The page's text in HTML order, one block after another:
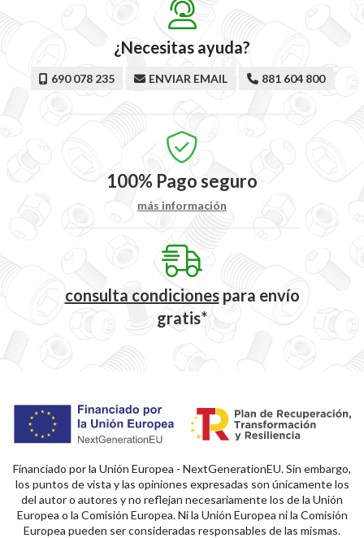
¿Necesitas ayuda?
690 078 235 ENVIAR EMAIL 881 604 800
100% Pago seguro
más información
consulta condicionespara envío
gratis*
Financiado por la Unión Europea - NextGenerationEU. Sin embargo,
los puntos de vista y las opiniones expresadas son únicamente los
del autor o autores y no reflejan necesariamente los de la Unión
Europea o la Comisión Europea. Ni la Unión Europea ni la Comisión
Europea pueden ser consideradas responsables de las mismas.